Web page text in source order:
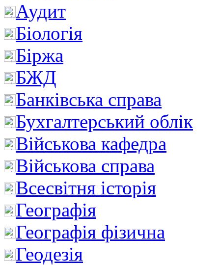
Аудит
Біологія
Біржа
БЖД
Банківська справа
Бухгалтерський облік
Військова кафедра
Військова справа
Всесвітня історія
Географія
Географія фізична
Геодезія